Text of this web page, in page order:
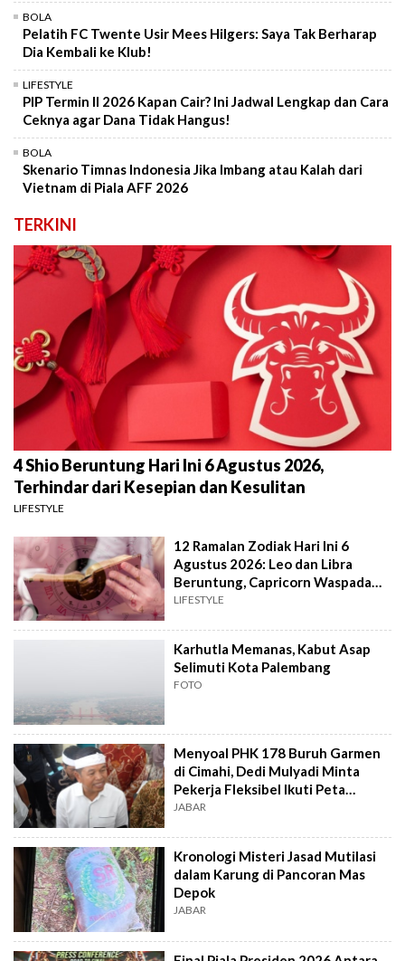
BOLA
Pelatih FC Twente Usir Mees Hilgers: Saya Tak Berharap
Dia Kembali ke Klub!
LIFESTYLE
PIP Termin II 2026 Kapan Cair? Ini Jadwal Lengkap dan Cara
Ceknya agar Dana Tidak Hangus!
BOLA
Skenario Timnas Indonesia Jika Imbang atau Kalah dari
Vietnam di Piala AFF 2026
TERKINI
4 Shio Beruntung Hari Ini 6 Agustus 2026,
Terhindar dari Kesepian dan Kesulitan
LIFESTYLE
12 Ramalan Zodiak Hari Ini 6
Agustus 2026: Leo dan Libra
Beruntung, Capricorn Waspada
Konflik
LIFESTYLE
Karhutla Memanas, Kabut Asap
Selimuti Kota Palembang
FOTO
Menyoal PHK 178 Buruh Garmen
di Cimahi, Dedi Mulyadi Minta
Pekerja Fleksibel Ikuti Peta
Industri
JABAR
Kronologi Misteri Jasad Mutilasi
dalam Karung di Pancoran Mas
Depok
JABAR